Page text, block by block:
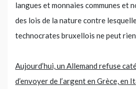
langues et monnaies communes et
des lois de la nature contre
technocrates bruxellois ne peut
Aujourd’hui, un Allemand refuse
d’envoyer de l’argent en Grèce, en